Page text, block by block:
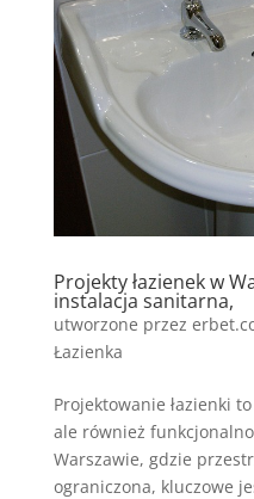
Projekty łazienek w
instalacja sanitarna,
utworzone przez
Łazienka
Projektowanie łazienki
ale również
Warszawie, gdzie
ograniczona, kluczowe